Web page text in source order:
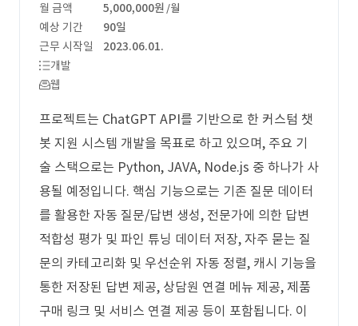
월 금액 5,000,000원 /월
예상 기간
90일
근무 시작일
2023.06.01.
개발
웹
프로젝트는 ChatGPT API를 기반으로 한 커스텀 챗
봇 지원 시스템 개발을 목표로 하고 있으며, 주요 기
술 스택으로는 Python, JAVA, Node.js 중 하나가 사
용될 예정입니다. 핵심 기능으로는 기존 질문 데이터
를 활용한 자동 질문/답변 생성, 전문가에 의한 답변
적합성 평가 및 파인 튜닝 데이터 저장, 자주 묻는 질
문의 카테고리화 및 우선순위 자동 정렬, 캐시 기능을
통한 저장된 답변 제공, 상담원 연결 메뉴 제공, 제품
구매 링크 및 서비스 연결 제공 등이 포함됩니다. 이